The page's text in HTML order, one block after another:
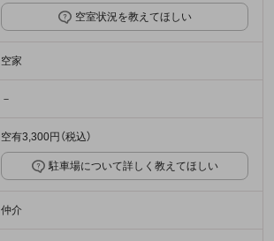
空室状況を教えてほしい
空家
－
空有3,300円（税込）
駐車場について詳しく教えてほしい
仲介